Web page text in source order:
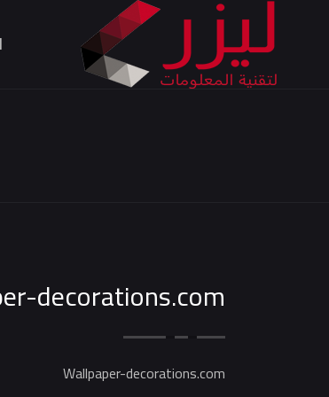
decorations.com
Wallpaper-decorations.com